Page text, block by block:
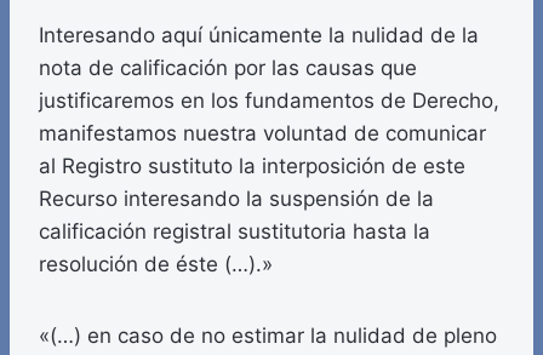
Interesando aquí únicamente la nulidad de la
nota de calificación por las causas que
justificaremos en los fundamentos de Derecho,
manifestamos nuestra voluntad de comunicar
al Registro sustituto la interposición de este
Recurso interesando la suspensión de la
calificación registral sustitutoria hasta la
resolución de éste (…).»
«(…) en caso de no estimar la nulidad de pleno